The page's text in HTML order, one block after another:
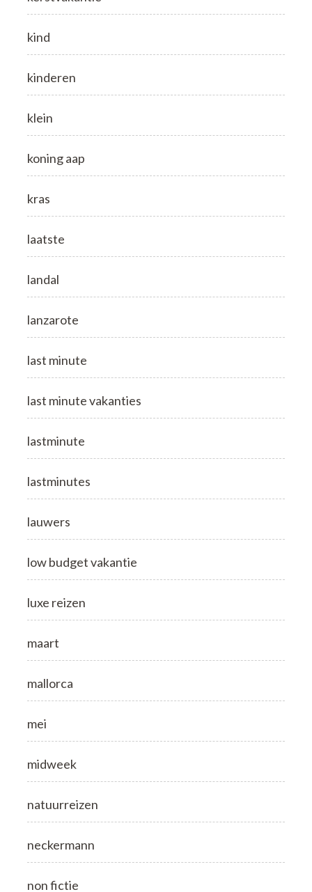
kind
kinderen
klein
koning aap
kras
laatste
landal
lanzarote
last minute
last minute vakanties
lastminute
lastminutes
lauwers
low budget vakantie
luxe reizen
maart
mallorca
mei
midweek
natuurreizen
neckermann
non fictie